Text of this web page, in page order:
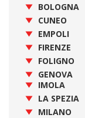
BOLOGNA
CUNEO
EMPOLI
FIRENZE
FOLIGNO
GENOVA
IMOLA
LA SPEZIA
MILANO